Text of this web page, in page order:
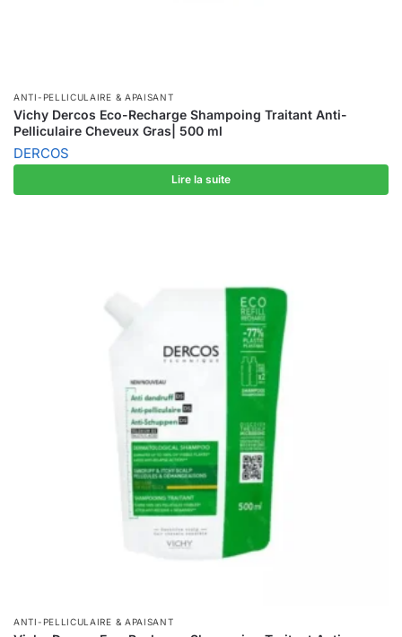
ANTI-PELLICULAIRE & APAISANT
Vichy Dercos Eco-Recharge Shampoing Traitant Anti-
Pelliculaire Cheveux Gras| 500 ml
DERCOS
Lire la suite
ANTI-PELLICULAIRE & APAISANT